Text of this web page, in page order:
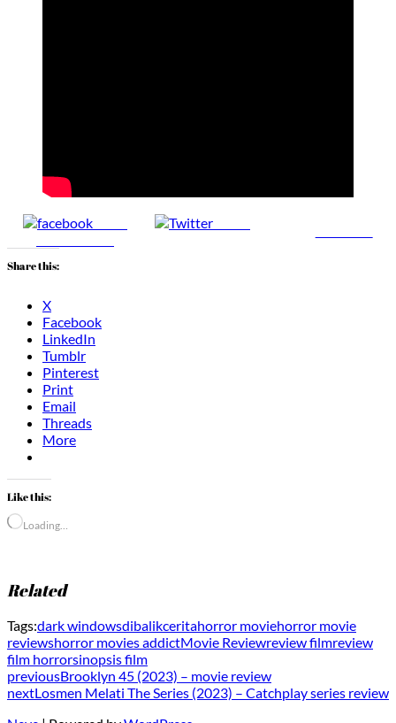
Share this:
X
Facebook
LinkedIn
Tumblr
Pinterest
Print
Email
Threads
More
Like this:
Loading…
Related
Tags:dark windowsdibalikceritahorror moviehorror movie
reviewshorror movies addictMovie Reviewreview filmreview
film horrorsinopsis film
previousBrooklyn 45 (2023) – movie review
nextLosmen Melati The Series (2023) – Catchplay series review